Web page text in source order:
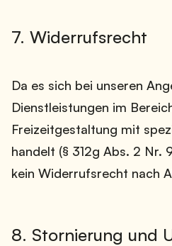
7. Widerrufsrecht
Da es sich bei unseren
Dienstleistungen im
Freizeitgestaltung mit
handelt (§ 312g Abs. 2 Nr.
kein Widerrufsrecht nach
8. Stornierung und